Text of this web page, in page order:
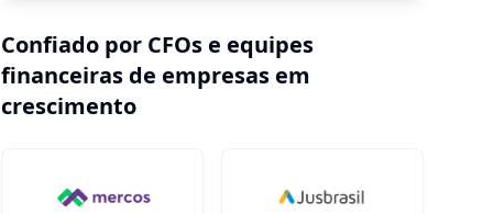
Confiado por CFOs e equipes
financeiras de empresas em
crescimento